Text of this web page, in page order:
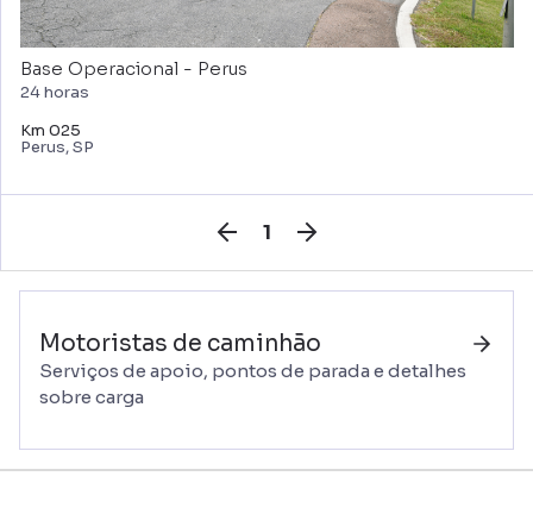
Base Operacional - Perus
24 horas
Km 025
Perus, SP
1
Motoristas de caminhão
Serviços de apoio, pontos de parada e detalhes
sobre carga